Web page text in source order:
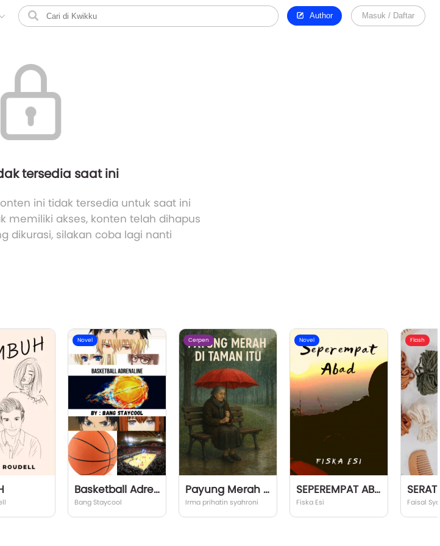
Author Masuk / Daftar
tersedia saat ini
ini tidak tersedia untuk saat ini
memiliki akses, konten telah dihapus
dikurasi, silakan coba lagi nanti
Novel
Basketball Adrenaline
Bang Staycool
Cerpen
Payung Merah di Taman Itu
Irma prihatin syahroni
Novel
SEPEREMPAT ABAD
Fiska Esi
Flash
Faisal